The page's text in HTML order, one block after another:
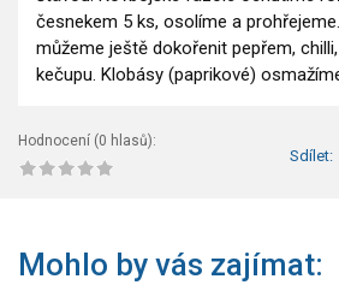
česnekem 5 ks, osolíme a
můžeme ještě dokořenit pepřem,
kečupu. Klobásy (paprikové)
Hodnocení (0 hlasů):
Sdílet:
Mohlo by vás zajímat: